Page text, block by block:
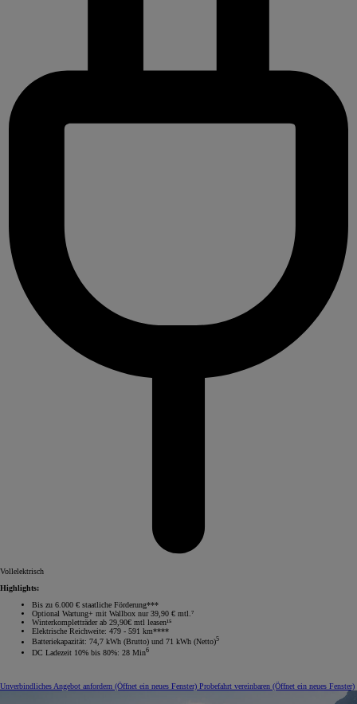
Vollelektrisch
Highlights:
Bis zu 6.000 € staatliche Förderung***
Optional Wartung+ mit Wallbox nur 39,90 € mtl.⁷
Winterkompletträder ab 29,90€ mtl leasen¹⁵
Elektrische Reichweite: 479 - 591 km****
Batteriekapazität: 74,7 kWh (Brutto) und 71 kWh (Netto)5
DC Ladezeit 10% bis 80%: 28 Min6
Unverbindliches Angebot anfordern (Öffnet ein neues Fenster) Probefahrt vereinbaren (Öffnet ein neues Fenster)